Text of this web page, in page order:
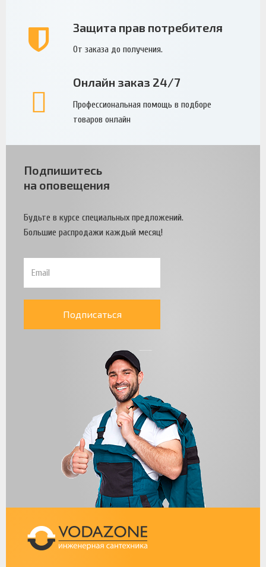
Защита прав потребителя
От заказа до получения.
Онлайн заказ 24/7
Профессиональная помощь в подборе
товаров онлайн
Подпишитесь
на оповещения
Будьте в курсе специальных предложений.
Большие распродажи каждый месяц!
Подписаться